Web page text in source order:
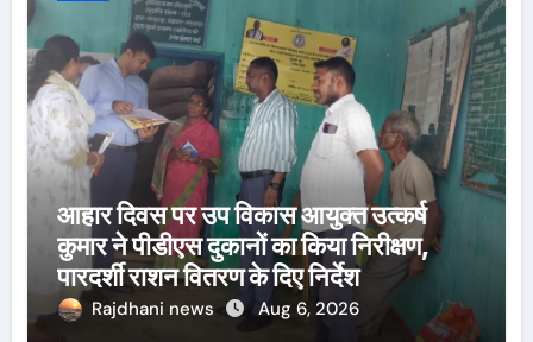
आहार दिवस पर उप विकास आयुक्त उत्कर्ष
कुमार ने पीडीएस दुकानों का किया निरीक्षण,
पारदर्शी राशन वितरण के दिए निर्देश
Rajdhani news Aug 6, 2026